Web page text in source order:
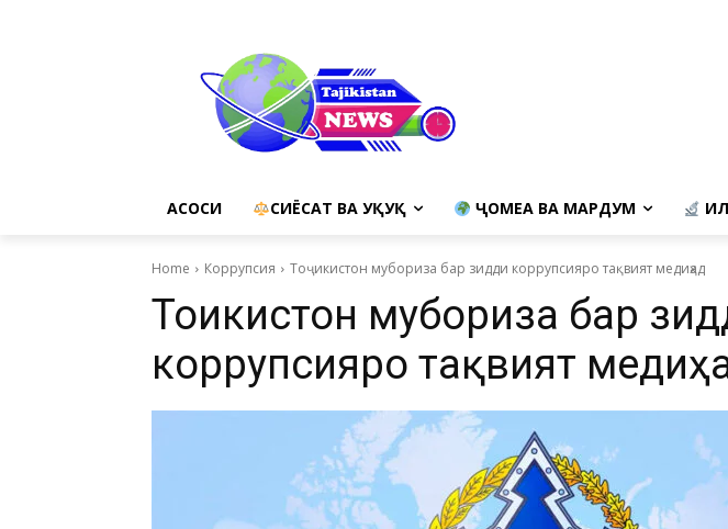
АСОСИ СИЁСАТ ВА ҲУҚУҚ ҶОМЕА ВА МАРДУМ
Home Коррупсия Тоҷикистон мубориза бар зидди коррупсияро тақвият медиҳад
Тоҷикистон мубориза бар
коррупсияро тақвият